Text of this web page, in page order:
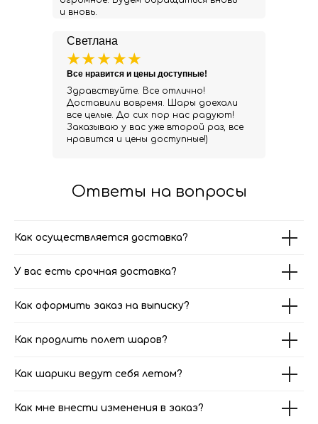
и вновь.
Светлана
Здравствуйте. Все отлично!
Доставили вовремя. Шары доехали
все целые. До сих пор нас радуют!
Заказываю у вас уже второй раз, все
нравится и цены доступные!)
Все нравится и цены доступные!
Ответы на вопросы
Как осуществляется доставка?
У вас есть срочная доставка?
Как оформить заказ на выписку?
Как продлить полет шаров?
Как шарики ведут себя летом?
Как мне внести изменения в заказ?